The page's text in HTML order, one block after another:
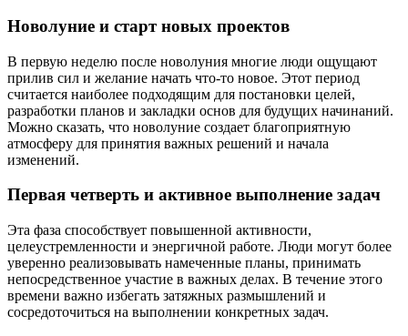
Новолуние и старт новых проектов
В первую неделю после новолуния многие люди ощущают
прилив сил и желание начать что-то новое. Этот период
считается наиболее подходящим для постановки целей,
разработки планов и закладки основ для будущих начинаний.
Можно сказать, что новолуние создает благоприятную
атмосферу для принятия важных решений и начала
изменений.
Первая четверть и активное выполнение задач
Эта фаза способствует повышенной активности,
целеустремленности и энергичной работе. Люди могут более
уверенно реализовывать намеченные планы, принимать
непосредственное участие в важных делах. В течение этого
времени важно избегать затяжных размышлений и
сосредоточиться на выполнении конкретных задач.